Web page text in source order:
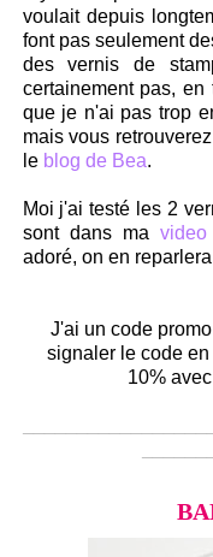
voulait depuis
font pas seulement
des vernis de
certainement pas,
que je n'ai pas trop
mais vous
le blog de Bea.
Moi j'ai testé les 2
sont dans ma
adoré, on en
J'ai un code
signaler le code
10%